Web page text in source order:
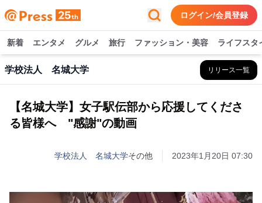
ログイン/会員登録
新着 エンタメ グルメ 旅行 ファッション・美容 ライフスタ
学校法人 名城大学 リリース一覧
【名城大学】女子駅伝部から応援してくださ
る皆様へ "感謝"の動画
学校法人 名城大学その他 2023年1月20日 07:30